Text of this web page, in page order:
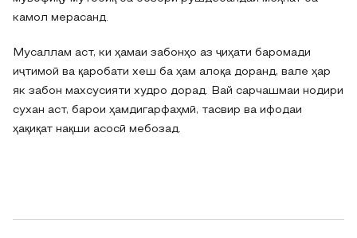
камол мерасанд.
Мусаллам аст, ки ҳамаи забонҳо аз ҷиҳати баромади
иҷтимоӣ ва қаробати хеш ба ҳам алоқа доранд, вале ҳар
як забон махсусияти худро дорад. Вай сарчашмаи нодири
сухан аст, барои ҳамдигарфаҳмӣ, тасвир ва ифодаи
ҳақиқат нақши асосӣ мебозад.